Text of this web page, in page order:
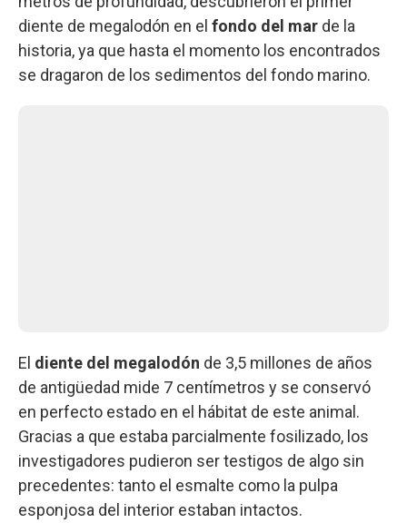
diente de megalodón en el fondo del mar de la
historia, ya que hasta el momento los encontrados
se dragaron de los sedimentos del fondo marino.
El diente del megalodón de 3,5 millones de años
de antigüedad mide 7 centímetros y se conservó
en perfecto estado en el hábitat de este animal.
Gracias a que estaba parcialmente fosilizado, los
investigadores pudieron ser testigos de algo sin
precedentes: tanto el esmalte como la pulpa
esponjosa del interior estaban intactos.